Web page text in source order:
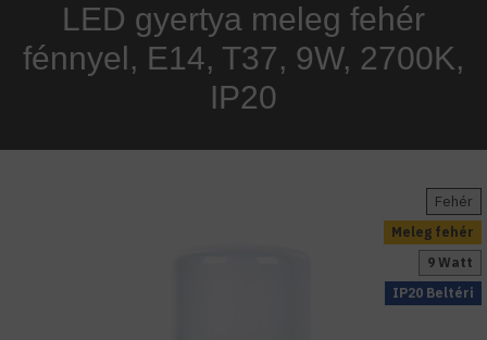
LED gyertya meleg fehér
fénnyel, E14, T37, 9W, 2700K,
IP20
Meleg fehér
IP20 Beltéri
9 Watt
Fehér